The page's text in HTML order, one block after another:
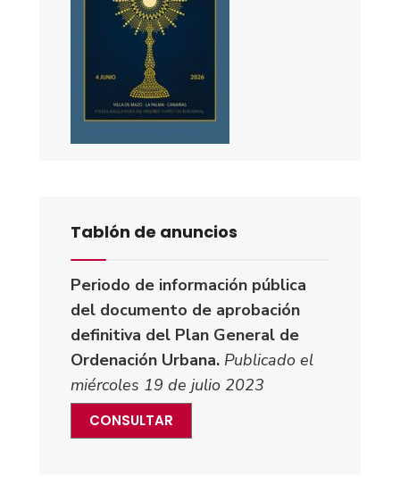
Tablón de anuncios
Periodo de información pública
del documento de aprobación
definitiva del Plan General de
Ordenación Urbana. Publicado el
miércoles 19 de julio 2023
CONSULTAR